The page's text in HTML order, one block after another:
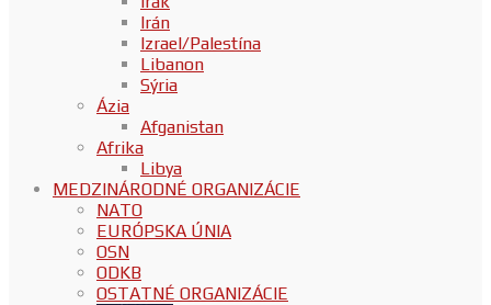
Irán
Izrael/Palestína
Libanon
Sýria
Ázia
Afganistan
Afrika
Libya
MEDZINÁRODNÉ ORGANIZÁCIE
NATO
EURÓPSKA ÚNIA
OSN
ODKB
OSTATNÉ ORGANIZÁCIE